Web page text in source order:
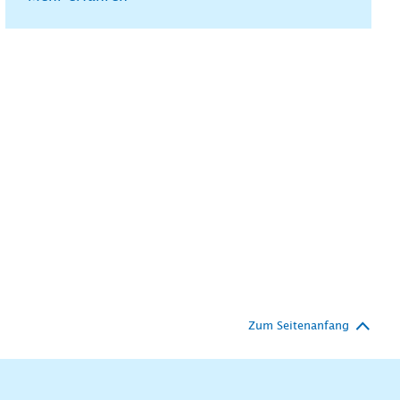
Zum Seitenanfang